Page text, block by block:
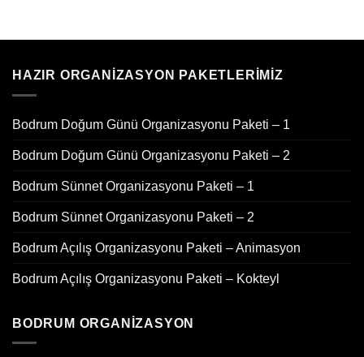
HAZIR ORGANIZASYON PAKETLERIMIZ
Bodrum Doğum Günü Organizasyonu Paketi – 1
Bodrum Doğum Günü Organizasyonu Paketi – 2
Bodrum Sünnet Organizasyonu Paketi – 1
Bodrum Sünnet Organizasyonu Paketi – 2
Bodrum Açılış Organizasyonu Paketi – Animasyon
Bodrum Açılış Organizasyonu Paketi – Kokteyl
BODRUM ORGANIZASYON